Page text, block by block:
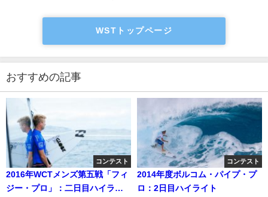
WSTトップページ
おすすめの記事
コンテスト
2016年WCTメンズ第五戦「フィ
ジー・プロ」：二日目ハイライ
コンテスト
2014年度ボルコム・パイプ・プ
ロ：2日目ハイライト